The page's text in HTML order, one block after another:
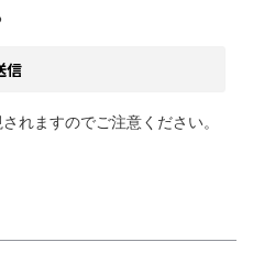
れますのでご注意ください。